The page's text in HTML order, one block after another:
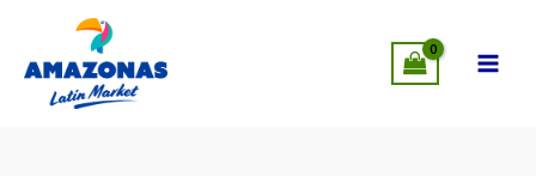
contenido
MÁS CERCA DE TI: AHORA EN LEANDER,
VISÍTANOS
SUCURSALES